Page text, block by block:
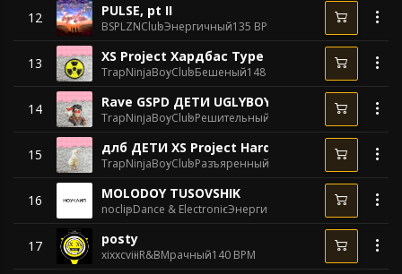
12 PULSE, pt II
BSPLZNClubЭнергичный135 BPM
13 XS Project Хардбас Type Beat
TrapNinjaBoyClubБешеный148 BPM
14 Rave GSPD ДЕТИ UGLYBOY Type Beat
TrapNinjaBoyClubРешительный
15 длб ДЕТИ XS Project Hardbass Type Beat
TrapNinjaBoyClubРазъяренный
16 MOLODOY TUSOVSHIK
noclipDance & ElectronicЭнергичный 160 BPM
17 posty
xixxcviiiR&BМрачный140 BPM